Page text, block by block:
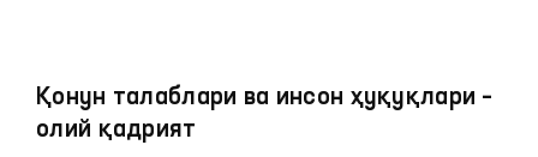
Қонун талаблари ва инсон ҳуқуқлари –
олий қадрият